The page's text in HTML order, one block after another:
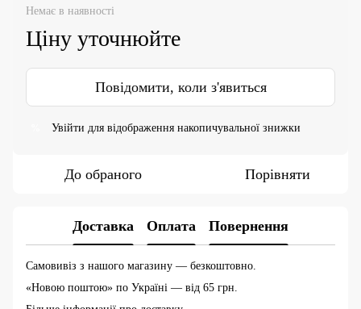
Немає в наявності
Ціну уточнюйте
Повідомити, коли з'явиться
Увійти для відображення накопичувальної знижки
До обраного Порівняти
Доставка Оплата Повернення
Самовивіз з нашого магазину — безкоштовно.
«Новою поштою» по Україні — від 65 грн.